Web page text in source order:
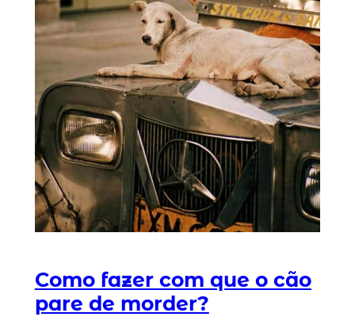
Como fazer com que o cão
pare de morder?